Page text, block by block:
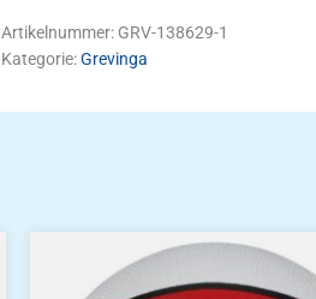
Artikelnummer: GRV-138629-1
Kategorie:Grevinga